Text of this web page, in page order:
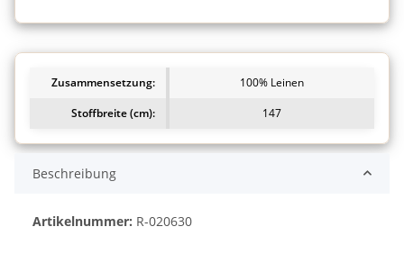
Zusammensetzung:
100% Leinen
Stoffbreite (cm):
147
Beschreibung
Artikelnummer: R-020630